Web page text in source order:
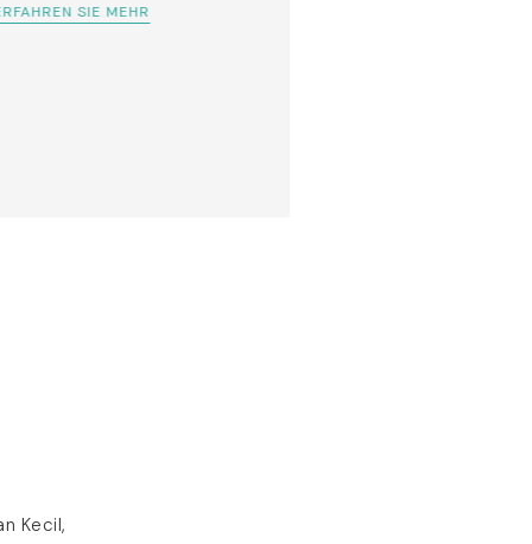
SIE MEHR
Kecil,